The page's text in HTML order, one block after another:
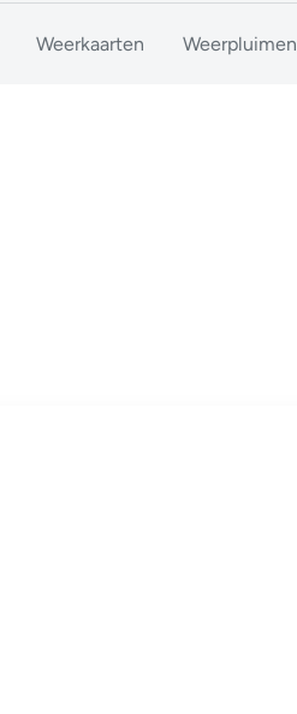
Weerkaarten Weerpluimen